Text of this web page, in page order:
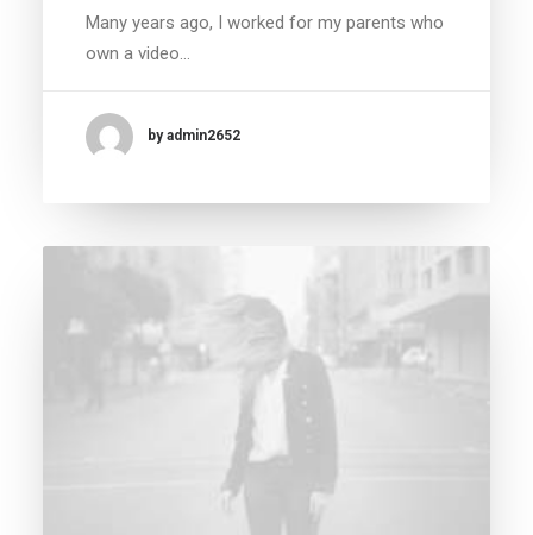
Many years ago, I worked for my parents who
own a video…
by admin2652